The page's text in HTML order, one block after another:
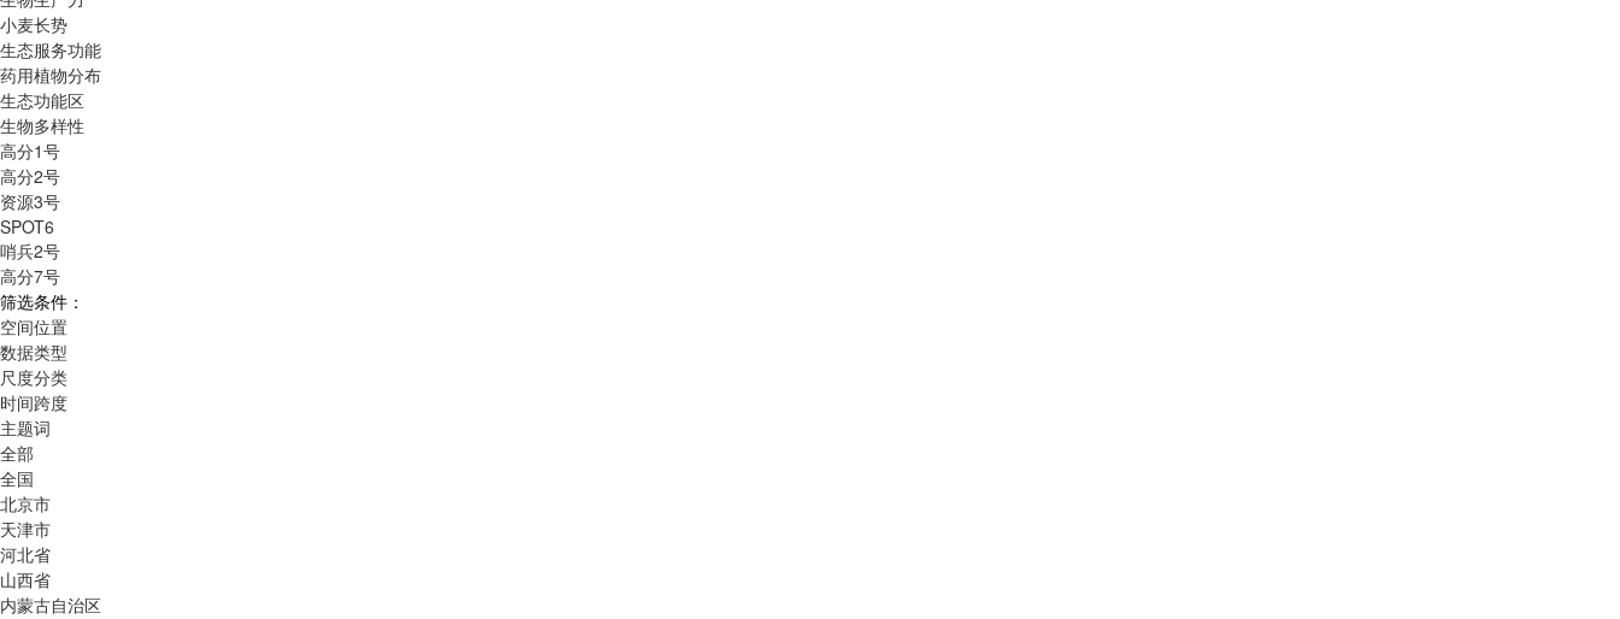
小麦长势
生态服务功能
药用植物分布
生态功能区
生物多样性
高分1号
高分2号
资源3号
SPOT6
哨兵2号
高分7号
筛选条件：
空间位置
数据类型
尺度分类
时间跨度
主题词
全部
全国
北京市
天津市
河北省
山西省
内蒙古自治区